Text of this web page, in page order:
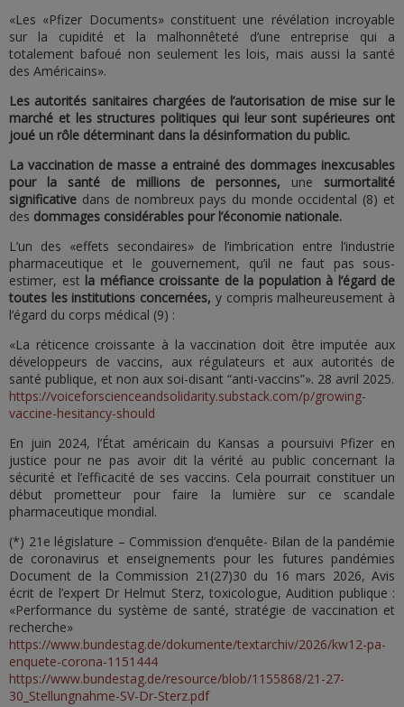
«Les «Pfizer Documents» constituent une révélation incroyable
sur la cupidité et la malhonnêteté d’une entreprise qui a
totalement bafoué non seulement les lois, mais aussi la santé
des Américains».
Les autorités sanitaires chargées de l’autorisation de mise sur le
marché et les structures politiques qui leur sont supérieures ont
joué un rôle déterminant dans la désinformation du public.
La vaccination de masse a entrainé des dommages inexcusables
pour la santé de millions de personnes, une surmortalité
significative dans de nombreux pays du monde occidental (8) et
des dommages considérables pour l’économie nationale.
L’un des «effets secondaires» de l’imbrication entre l’industrie
pharmaceutique et le gouvernement, qu’il ne faut pas sous-
estimer, est la méfiance croissante de la population à l’égard de
toutes les institutions concernées, y compris malheureusement à
l’égard du corps médical (9) :
«La réticence croissante à la vaccination doit être imputée aux
développeurs de vaccins, aux régulateurs et aux autorités de
santé publique, et non aux soi-disant “anti-vaccins”». 28 avril 2025.
https://voiceforscienceandsolidarity.substack.com/p/growing-
vaccine-hesitancy-should
En juin 2024, l’État américain du Kansas a poursuivi Pfizer en
justice pour ne pas avoir dit la vérité au public concernant la
sécurité et l’efficacité de ses vaccins. Cela pourrait constituer un
début prometteur pour faire la lumière sur ce scandale
pharmaceutique mondial.
(*) 21e législature – Commission d’enquête- Bilan de la pandémie
de coronavirus et enseignements pour les futures pandémies
Document de la Commission 21(27)30 du 16 mars 2026, Avis
écrit de l’expert Dr Helmut Sterz, toxicologue, Audition publique :
«Performance du système de santé, stratégie de vaccination et
recherche»
https://www.bundestag.de/dokumente/textarchiv/2026/kw12-pa-
enquete-corona-1151444
https://www.bundestag.de/resource/blob/1155868/21-27-
30_Stellungnahme-SV-Dr-Sterz.pdf